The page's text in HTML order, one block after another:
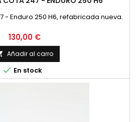
- Enduro 250 H6, refabricada nueva.
Precio
130,00 €
Añadir al carro
 En stock